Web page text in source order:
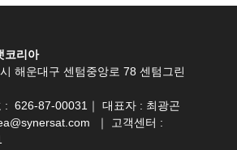
코리아
해운대구 센텀중앙로 78 센텀그린
: 626-87-00031｜ 대표자 : 최광곤
｜ 고객센터 :